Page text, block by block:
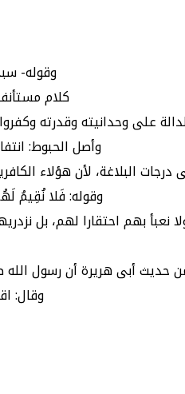
وقوله-
كلام
على وحدانيته وقدرته
وأصل الحبوط:
درجات البلاغة، لأن هؤلاء
وقوله: فَلا نُقِيمُ
نعبأ بهم احتقارا لهم، بل
حديث أبى هريرة أن رسول الله
وقال: